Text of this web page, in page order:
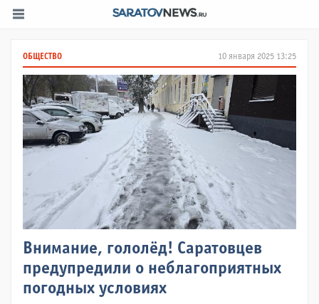
10 января 2025 13:25
ОБЩЕСТВО
Внимание, гололёд! Саратовцев
предупредили о неблагоприятных
погодных условиях